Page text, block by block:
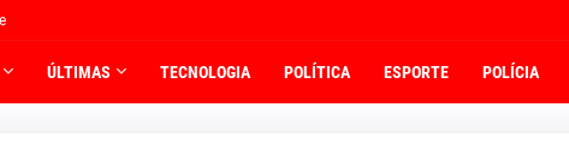
ÚLTIMAS TECNOLOGIA POLÍTICA ESPORTE POLÍCIA